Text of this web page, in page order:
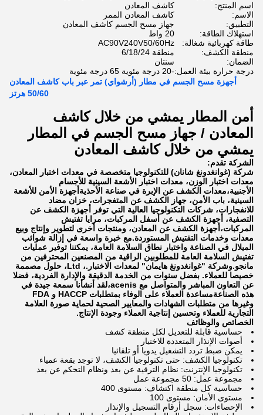
اسم المنتج:
كاشف المعادن
الاسم:
كاشف المعادن الممر
التطبيق:
جهاز مسح الجسم كاشف المعادن
استهلاك الطاقة:
20 واط
طاقة كهربائية شغالة:
AC90V240V50/60Hz
منطقة الكشف:
منطقة 6/18/24
الضمان:
سنتان
درجة حرارة بيئة العمل:-20 درجة مئوية 65 درجة مئوية
أجهزة مسح الجسم في مطار (أرشواي) تمر عبر باب كاشف المعادن
50/60 هرتز
أمن المطار يمشي من خلال كاشف
المعادن / جهاز مسح الجسم في المطار
يمشي من خلال كاشف المعادن
الشركة تقدم:
شركة (غوانغدونغ شانان) للتكنولوجيا متخصصة في معدات اختبار المعادن،
معدات اختبار الوزن، معدات اختبار الأشعة السينية للأجسام
الأجنبية،معدات الكشف عن الإبرة في صناعة الأحذيةأجهزة الأمن للأشعة
السينية، باب الأمن، جهاز الكشف عن المتفجرات، خزان مضاد
للانفجارات، شركات التكنولوجيا العالية التي توفر أجهزة الكشف عن
التصفية، أجهزة الكشف عن أسفل المركبات، مرايا تفتيش
المركبات،أجهزة الكشف عن المعادن، ومنتجات أخرى لتطوير وإنتاج وبيع
معدات وخدمات التفتيش المستوردة.مع خبرة واسعة في إزالة شوائب
الميلال في الصناعة واختبار نطاق السلامة العامة، يمكننا توفير عمليات
تفتيش السلامة العامة للمطلوبين الراقية من المصنعين المحترفين من
مانجو.وشركة "غوانغدونغ هايمان" لمعدات الاختبار.، Ltd، حلول مصممة
خصيصا للعملاء. بفضل سنوات من الخدمة الدقيقة والإدارة الفردية، فضلا
عن التعاون المباشر والمتواصل مع acenis،لقد أنشأنا سمعة جيدة في
هذه الصناعةمساعدة العملاء على الوفاء بمتطلبات HACCP و FDA
وغيرها من متطلبات الشهادات والمعايير الصحية لحماية صورة العلامة
التجارية للعملاء وتحسين إنتاجية العملاء وجودة الإنتاج.
الخصائص والوظائف
حساسية قابلة للتعديل لكل منطقة كشف
أصوات الإنذار المتعددة للاختيار
يمكن ضبط تردد التشغيل يدويا أو تلقائيا
تكنولوجيا الكشف: حتى تكنولوجيا الكشف، لا توجد بقعة عمياء
تكنولوجيا الإنترنت: نظام الترقية عن بعد ونظام التحكم عن بعد
مجموعة عمل: 50 مجموعة عمل
حساسية كل منطقة اكتشاف: مستوى 400
مستوى الأمان: مستوى 100
الإحصاءات: سجل أرقام التسجيل والإنذار